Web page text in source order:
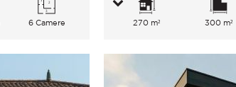
6 Camere 270 m² 300 m²